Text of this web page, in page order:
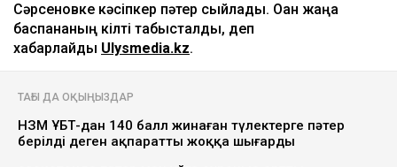
Сәрсеновке кәсіпкер пәтер сыйлады. Оған жаңа
баспананың кілті табысталды, деп
хабарлайды Ulysmedia.kz.
ТАҒЫ ДА ОҚЫҢЫЗДАР
НЗМ ҰБТ-дан 140 балл жинаған түлектерге пәтер
берілді деген ақпаратты жоққа шығарды